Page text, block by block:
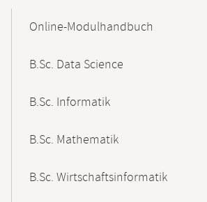
NavigationOnline-Modulhandbuch
B.Sc. Data Science
B.Sc. Informatik
B.Sc. Mathematik
B.Sc. Wirtschaftsinformatik